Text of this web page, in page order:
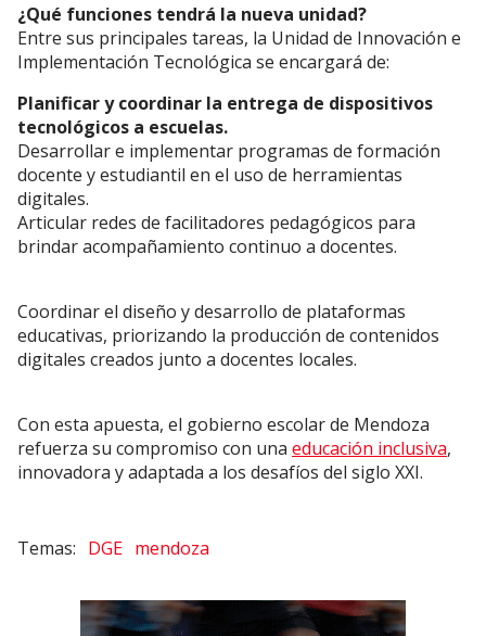
¿Qué funciones tendrá la nueva unidad?
Entre sus principales tareas, la Unidad de Innovación e
Implementación Tecnológica se encargará de:
Planificar y coordinar la entrega de dispositivos
tecnológicos a escuelas.
Desarrollar e implementar programas de formación
docente y estudiantil en el uso de herramientas
digitales.
Articular redes de facilitadores pedagógicos para
brindar acompañamiento continuo a docentes.
Coordinar el diseño y desarrollo de plataformas
educativas, priorizando la producción de contenidos
digitales creados junto a docentes locales.
Con esta apuesta, el gobierno escolar de Mendoza
refuerza su compromiso con una educación inclusiva,
innovadora y adaptada a los desafíos del siglo XXI.
DGE mendoza